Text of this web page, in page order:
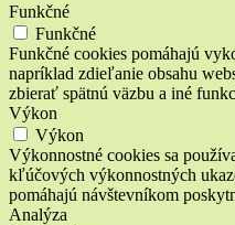
Funkčné
Funkčné
Funkčné cookies pomáhajú
napríklad zdieľanie obsahu
zbierať spätnú väzbu a iné
Výkon
Výkon
Výkonnostné cookies sa
kľúčových výkonnostných
pomáhajú návštevníkom
Analýza